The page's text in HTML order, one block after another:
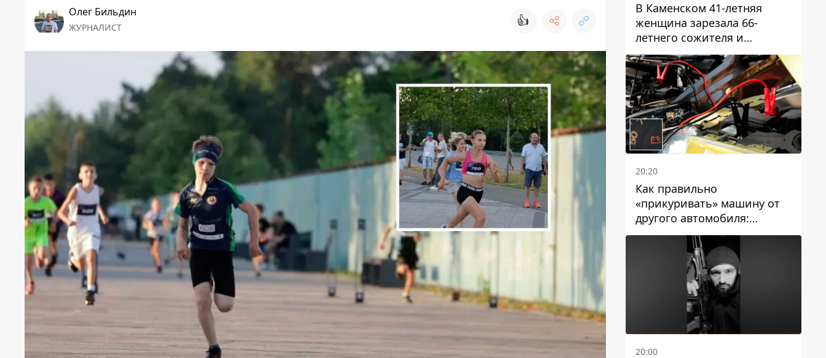
Олег Бильдин
ЖУРНАЛИСТ 👍
В Каменском 41-летняя
женщина зарезала 66-
летнего сожителя и
пыталась обмануть
полицейских
20:20
Как правильно
«прикуривать» машину от
другого автомобиля:
инструкция для водителей
20:00